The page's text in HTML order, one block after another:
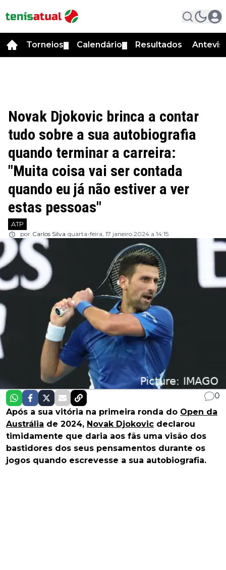
Torneios Calendário Resultados
Novak Djokovic brinca a contar
tudo sobre a sua autobiografia
quando terminar a carreira:
"Muita coisa vai ser contada
quando eu já não estiver a ver
estas pessoas"
ATP
por Carlos Silva quarta-feira, 17 janeiro 2024 a 14:15
0
Após a sua vitória na primeira ronda do Open da
Austrália de 2024, Novak Djokovic declarou
timidamente que daria aos fãs uma visão dos
bastidores dos seus pensamentos durante os
jogos quando escrevesse a sua autobiografia.